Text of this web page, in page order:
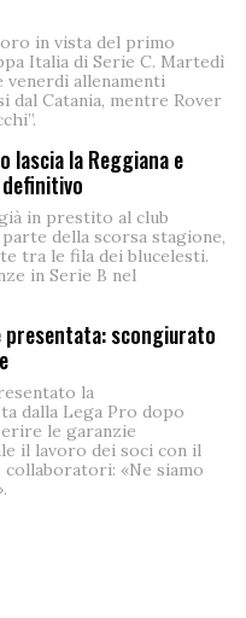
in vista del primo
Italia di Serie C. Martedì
venerdì allenamenti
dal Catania, mentre Rover
lascia la Reggiana e
in prestito al club
della scorsa stagione,
tra le fila dei blucelesti.
in Serie B nel
presentata: scongiurato
la
dalla Lega Pro dopo
le garanzie
il lavoro dei soci con il
«Ne siamo